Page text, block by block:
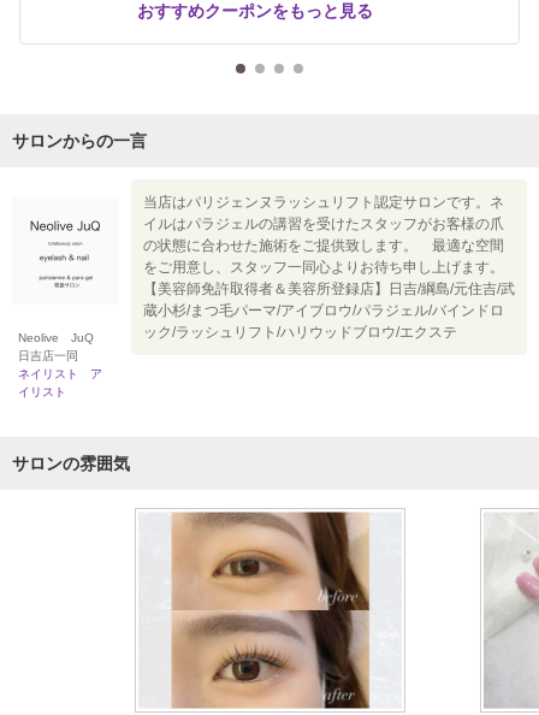
おすすめクーポンをもっと見る
サロンからの一言
Neolive JuQ
日吉店一同
ネイリスト ア
イリスト
当店はパリジェンヌラッシュリフト認定サロンです。ネ
イルはパラジェルの講習を受けたスタッフがお客様の爪
の状態に合わせた施術をご提供致します。 最適な空間
をご用意し、スタッフ一同心よりお待ち申し上げます。
【美容師免許取得者＆美容所登録店】日吉/綱島/元住吉/武
蔵小杉/まつ毛パーマ/アイブロウ/パラジェル/バインドロ
ック/ラッシュリフト/ハリウッドブロウ/エクステ
サロンの雰囲気